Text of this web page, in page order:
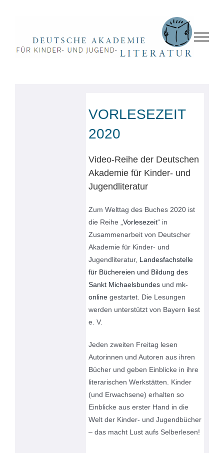
VORLESEZEIT
2020
Video-Reihe der Deutschen
Akademie für Kinder- und
Jugendliteratur
Zum Welttag des Buches 2020 ist
die Reihe „Vorlesezeit“ in
Zusammenarbeit von Deutscher
Akademie für Kinder- und
Jugendliteratur, Landesfachstelle
für Büchereien und Bildung des
Sankt Michaelsbundes und mk-
online gestartet. Die Lesungen
werden unterstützt von Bayern liest
e. V.
Jeden zweiten Freitag lesen
Autorinnen und Autoren aus ihren
Bücher und geben Einblicke in ihre
literarischen Werkstätten. Kinder
(und Erwachsene) erhalten so
Einblicke aus erster Hand in die
Welt der Kinder- und Jugendbücher
– das macht Lust aufs Selberlesen!